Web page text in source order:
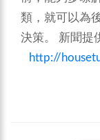
類，就可以為
決策。 新聞提
http://